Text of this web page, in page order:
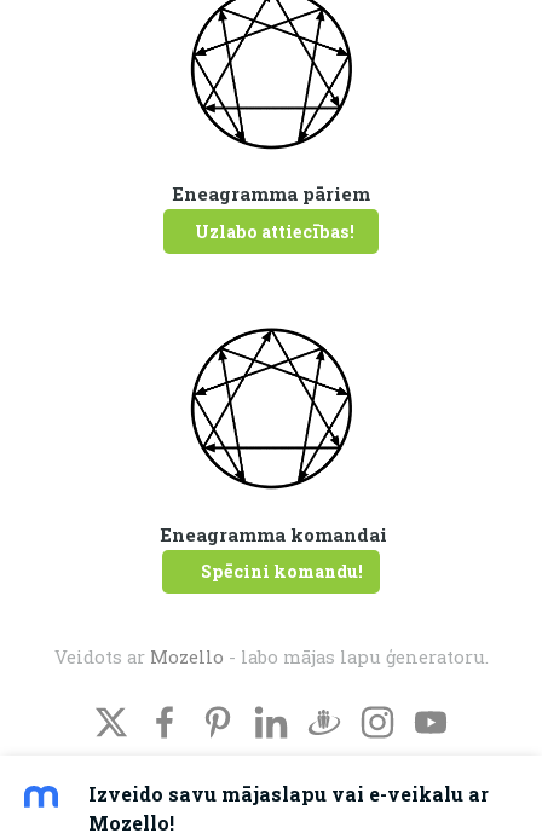
Eneagramma pāriem
Uzlabo attiecības!
Eneagramma komandai
Spēcini komandu!
Veidots ar Mozello - labo mājas lapu ģeneratoru.
Izveido savu mājaslapu vai e-veikalu ar
Mozello!